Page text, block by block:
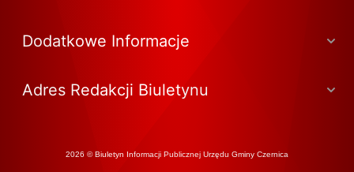
Dodatkowe Informacje
Adres Redakcji Biuletynu
2026 © Biuletyn Informacji Publicznej Urzędu Gminy Czernica